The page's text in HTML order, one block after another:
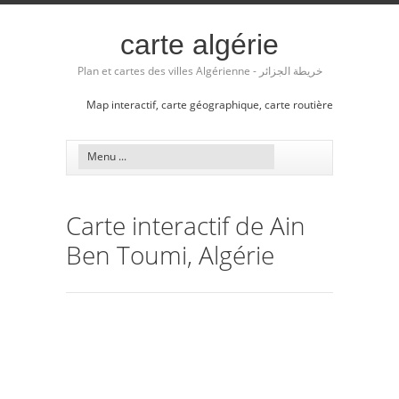
carte algérie
Plan et cartes des villes Algérienne - خريطة الجزائر
Map interactif, carte géographique, carte routière
Carte interactif de Ain
Ben Toumi, Algérie